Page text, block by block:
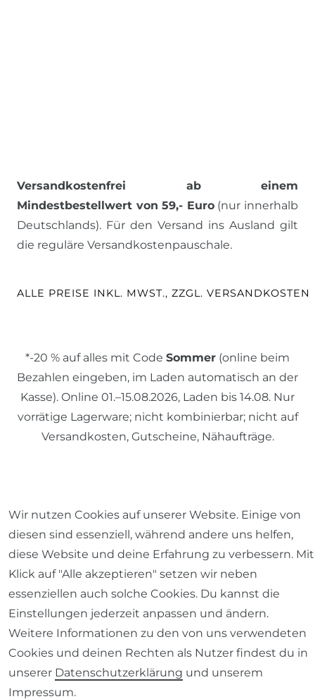
Versandkostenfrei ab einem
Mindestbestellwert von 59,- Euro(nur innerhalb
Deutschlands). Für den Versand ins Ausland gilt
die reguläre Versandkostenpauschale.
ALLE PREISE INKL. MWST., ZZGL. VERSANDKOSTEN
*-20 % auf alles mit Code Sommer (online beim
Bezahlen eingeben, im Laden automatisch an der
Kasse). Online 01.–15.08.2026, Laden bis 14.08. Nur
vorrätige Lagerware; nicht kombinierbar; nicht auf
Versandkosten, Gutscheine, Nähaufträge.
Impressum Daten­schutz­erklärung AGB
Barrierefreiheitserklärung
Wir nutzen Cookies auf unserer Website. Einige von
diesen sind essenziell, während andere uns helfen,
diese Website und deine Erfahrung zu verbessern. Mit
Klick auf "Alle akzeptieren" setzen wir neben
essenziellen auch solche Cookies. Du kannst die
Einstellungen jederzeit anpassen und ändern.
Weitere Informationen zu den von uns verwendeten
Cookies und deinen Rechten als Nutzer findest du in
unserer Daten­schutz­erklärung und unserem
Impressum.